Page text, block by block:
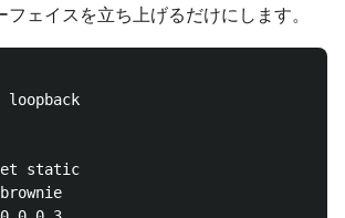
ェイスを立ち上げるだけにします。
static